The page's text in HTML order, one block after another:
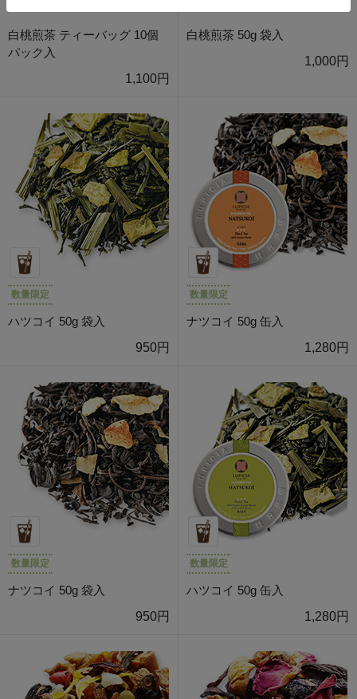
白桃煎茶 ティーバッグ 10個
パック入
1,100円
白桃煎茶 50g 袋入
1,000円
数量限定
ハツコイ 50g 袋入
950円
数量限定
ナツコイ 50g 缶入
1,280円
数量限定
ナツコイ 50g 袋入
950円
数量限定
ハツコイ 50g 缶入
1,280円